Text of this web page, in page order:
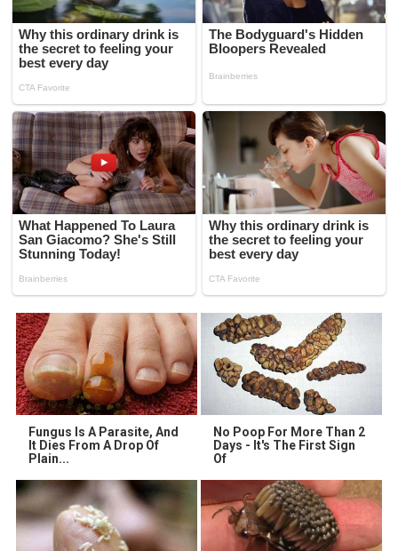
Fungus Is A Parasite, And
It Dies From A Drop Of
Plain...
No Poop For More Than 2
Days - It's The First Sign
Of